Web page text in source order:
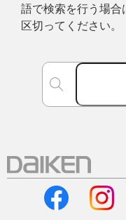
語で検索を行う場
区切ってください。